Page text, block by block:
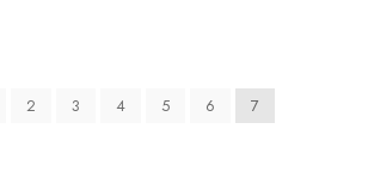
2 3 4 5 6 7